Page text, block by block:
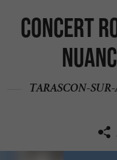
Concert
TARASCON-